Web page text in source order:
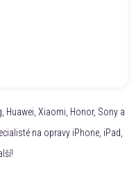
Huawei, Xiaomi, Honor, Sony a
na opravy iPhone, iPad,